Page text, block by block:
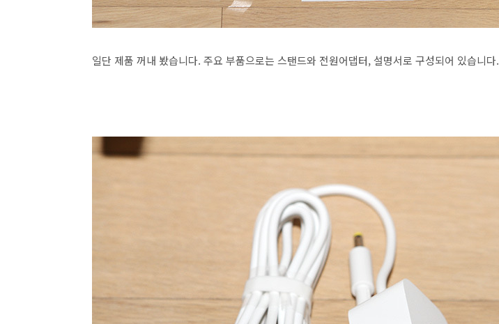
일단 제품 꺼내 봤습니다. 주요 부품으로는 스탠드와 전원어댑터, 설명서로 구성되어 있습니다.